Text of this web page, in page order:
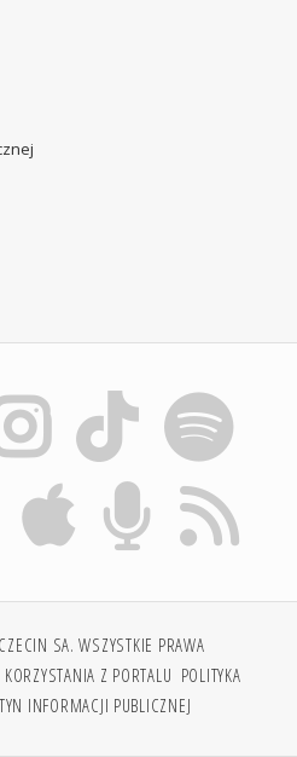
SA. WSZYSTKIE PRAWA
Z PORTALU POLITYKA
INFORMACJI PUBLICZNEJ